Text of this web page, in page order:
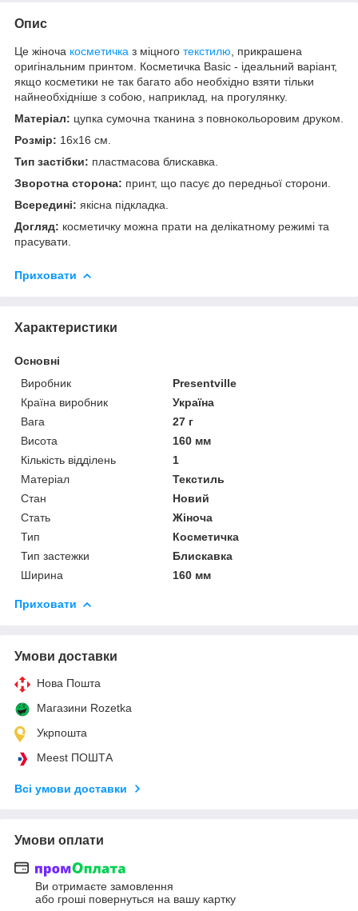
Опис
Це жіноча косметичка з міцного текстилю , прикрашена
оригінальним принтом. Косметичка Basic - ідеальний варіант,
якщо косметики не так багато або необхідно взяти тільки
найнеобхідніше з собою, наприклад, на прогулянку.
Матеріал: цупка сумочна тканина з повнокольоровим друком.
Розмір: 16х16 см.
Тип застібки: пластмасова блискавка.
Зворотна сторона: принт, що пасує до передньої сторони.
Всередині: якісна підкладка.
Догляд: косметичку можна прати на делікатному режимі та
прасувати.
Приховати
Характеристики
Основні
Виробник
Presentville
Країна виробник
Україна
Вага
27 г
Висота
160 мм
Кількість відділень
1
Матеріал
Текстиль
Стан
Новий
Стать
Жіноча
Тип
Косметичка
Тип застежки
Блискавка
Ширина
160 мм
Приховати
Умови доставки
Нова Пошта
Магазини Rozetka
Укрпошта
Meest ПОШТА
Всі умови доставки
Умови оплати
Ви отримаєте замовлення
або гроші повернуться на вашу картку